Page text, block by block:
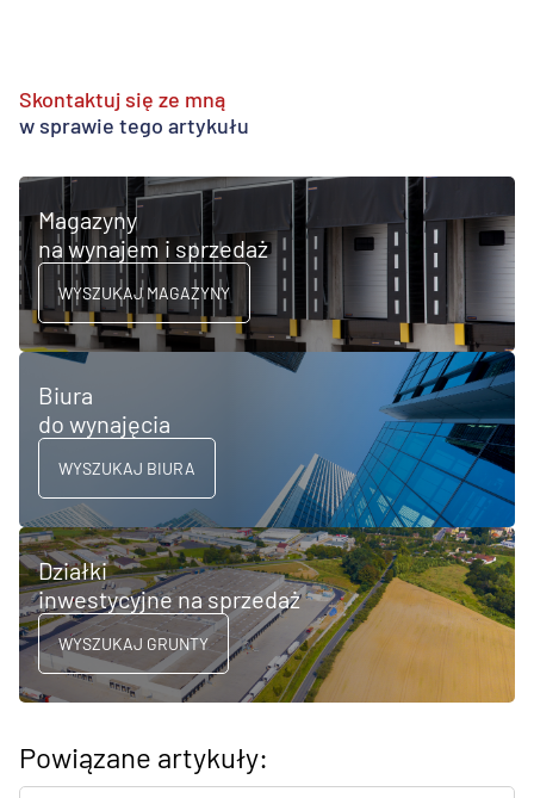
Skontaktuj się ze mną
w sprawie tego artykułu
Magazyny
na wynajem i sprzedaż
WYSZUKAJ MAGAZYNY
Biura
do wynajęcia
WYSZUKAJ BIURA
Działki
inwestycyjne na sprzedaż
WYSZUKAJ GRUNTY
Powiązane artykuły: